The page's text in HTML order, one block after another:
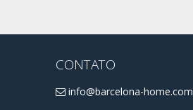
CONTATO
info@barcelona-home.com